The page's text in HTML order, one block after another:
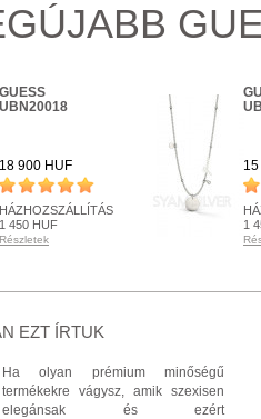
GUESS
UBN20018
18 900 HUF
HÁZHOZSZÁLLÍTÁS
1 450 HUF
Részletek
+ KOSÁRBA
1
EZT ÍRTUK
Ha olyan prémium minőségű
termékekre vágysz, amik szexisen
elegánsak és ezért